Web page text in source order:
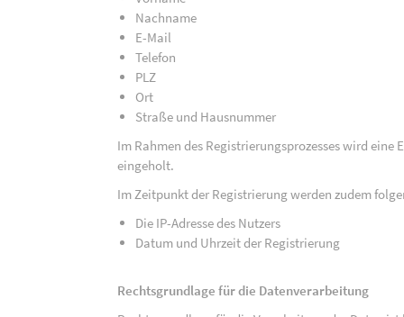
Nachname
E-Mail
Telefon
PLZ
Ort
Straße und Hausnummer
Im Rahmen des Registrierungsprozesses wird
eingeholt.
Im Zeitpunkt der Registrierung werden zudem
Die IP-Adresse des Nutzers
Datum und Uhrzeit der Registrierung
Rechtsgrundlage für die Datenverarbeitung